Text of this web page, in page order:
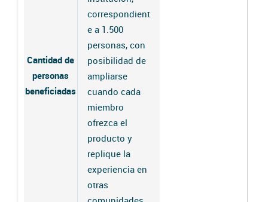
Cantidad de
personas
beneficiadas
correspondient
e a 1.500
personas, con
posibilidad de
ampliarse
cuando cada
miembro
ofrezca el
producto y
replique la
experiencia en
otras